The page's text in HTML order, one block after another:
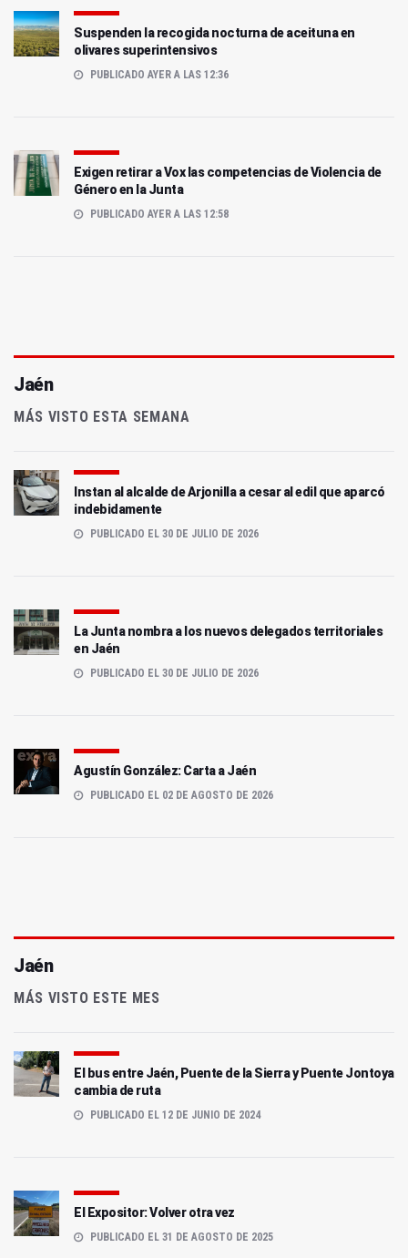
Suspenden la recogida nocturna de aceituna en
olivares superintensivos
PUBLICADO AYER A LAS 12:36
Exigen retirar a Vox las competencias de Violencia de
Género en la Junta
PUBLICADO AYER A LAS 12:58
Jaén
MÁS VISTO ESTA SEMANA
Instan al alcalde de Arjonilla a cesar al edil que aparcó
indebidamente
PUBLICADO EL 30 DE JULIO DE 2026
La Junta nombra a los nuevos delegados territoriales
en Jaén
PUBLICADO EL 30 DE JULIO DE 2026
Agustín González: Carta a Jaén
PUBLICADO EL 02 DE AGOSTO DE 2026
Jaén
MÁS VISTO ESTE MES
El bus entre Jaén, Puente de la Sierra y Puente Jontoya
cambia de ruta
PUBLICADO EL 12 DE JUNIO DE 2024
El Expositor: Volver otra vez
PUBLICADO EL 31 DE AGOSTO DE 2025